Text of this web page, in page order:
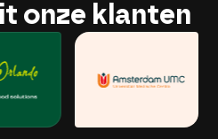
onze klanten